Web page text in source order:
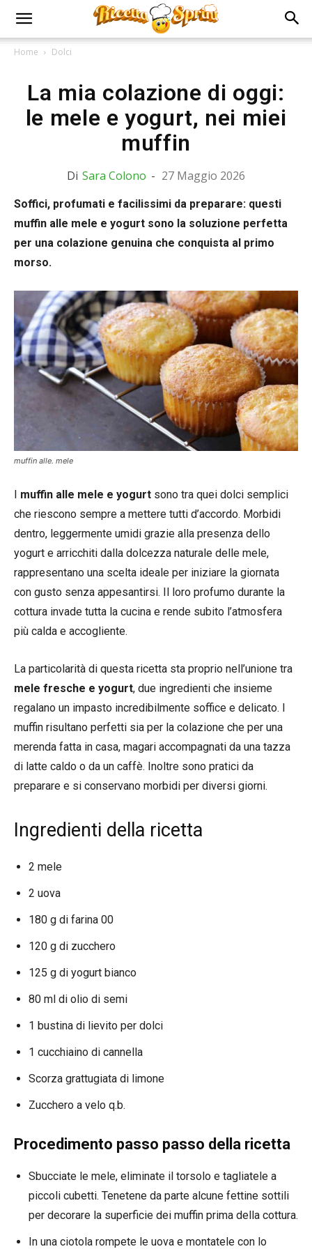
Home Dolci
La mia colazione di oggi:
le mele e yogurt, nei miei
muffin
Di Sara Colono - 27 Maggio 2026
Soffici, profumati e facilissimi da preparare: questi
muffin alle mele e yogurt sono la soluzione perfetta
per una colazione genuina che conquista al primo
morso.
muffin alle. mele
I muffin alle mele e yogurt sono tra quei dolci semplici
che riescono sempre a mettere tutti d’accordo. Morbidi
dentro, leggermente umidi grazie alla presenza dello
yogurt e arricchiti dalla dolcezza naturale delle mele,
rappresentano una scelta ideale per iniziare la giornata
con gusto senza appesantirsi. Il loro profumo durante la
cottura invade tutta la cucina e rende subito l’atmosfera
più calda e accogliente.
La particolarità di questa ricetta sta proprio nell’unione tra
mele fresche e yogurt, due ingredienti che insieme
regalano un impasto incredibilmente soffice e delicato. I
muffin risultano perfetti sia per la colazione che per una
merenda fatta in casa, magari accompagnati da una tazza
di latte caldo o da un caffè. Inoltre sono pratici da
preparare e si conservano morbidi per diversi giorni.
Ingredienti della ricetta
2 mele
2 uova
180 g di farina 00
120 g di zucchero
125 g di yogurt bianco
80 ml di olio di semi
1 bustina di lievito per dolci
1 cucchiaino di cannella
Scorza grattugiata di limone
Zucchero a velo q.b.
Procedimento passo passo della ricetta
Sbucciate le mele, eliminate il torsolo e tagliatele a
piccoli cubetti. Tenetene da parte alcune fettine sottili
per decorare la superficie dei muffin prima della cottura.
In una ciotola rompete le uova e montatele con lo